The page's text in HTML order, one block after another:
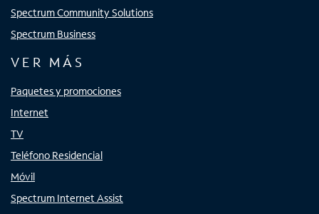
Spectrum Community Solutions
Spectrum Business
VER MÁS
Paquetes y promociones
Internet
TV
Teléfono Residencial
Móvil
Spectrum Internet Assist